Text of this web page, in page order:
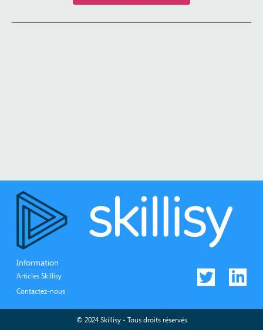
Information
Articles Skillisy
Contactez-nous
© 2024 Skillisy - Tous droits réservés